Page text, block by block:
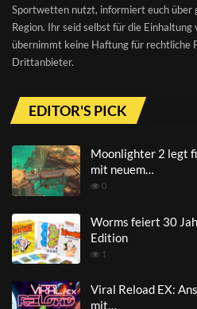
Sportwetten nutzt, informiert euch über
Region. Ihr seid selbst für die
übernimmt keine Haftung für rechtliche
Drittanbieter.
EDITOR'S PICK
Moonlighter 2 legt
mit neuem…
0
Worms feiert 30
Edition
1
Viral Reload EX:
mit…